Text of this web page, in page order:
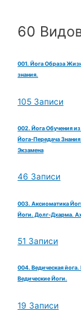
60
001. Йога Образа
знания.
105 Записи
002. Йога Обучения
Йога-Передача
Экзамена
46 Записи
003. Аксиоматика
Йоги. Долг-Дхарма.
51 Записи
004. Ведическая
Ведические Йоги.
19 Записи